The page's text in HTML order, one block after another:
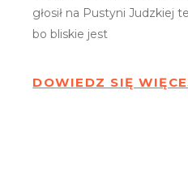
głosił na Pustyni Judzkiej
bo bliskie jest
DOWIEDZ SIĘ